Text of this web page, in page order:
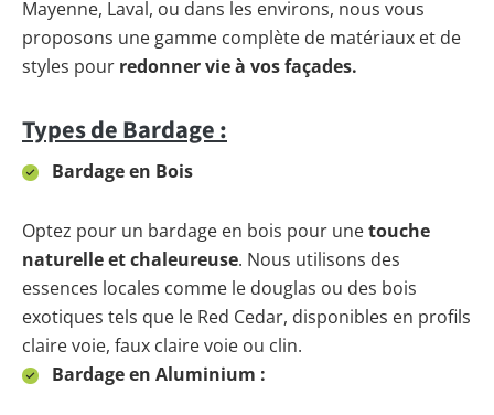
Mayenne, Laval, ou dans les environs, nous vous
proposons une gamme complète de matériaux et de
styles pour redonner vie à vos façades.
Types de Bardage :
Bardage en Bois
Optez pour un bardage en bois pour unetouche
naturelle et chaleureuse. Nous utilisons des
essences locales comme le douglas ou des bois
exotiques tels que le Red Cedar, disponibles en profils
claire voie, faux claire voie ou clin.
Bardage en Aluminium :